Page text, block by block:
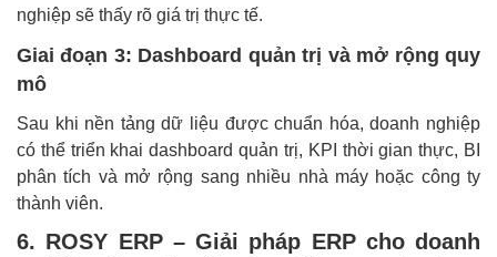
nghiệp sẽ thấy rõ giá trị thực tế.
Giai đoạn 3: Dashboard quản trị và mở rộng quy
mô
Sau khi nền tảng dữ liệu được chuẩn hóa, doanh nghiệp
có thể triển khai dashboard quản trị, KPI thời gian thực, BI
phân tích và mở rộng sang nhiều nhà máy hoặc công ty
thành viên.
6. ROSY ERP – Giải pháp ERP cho doanh